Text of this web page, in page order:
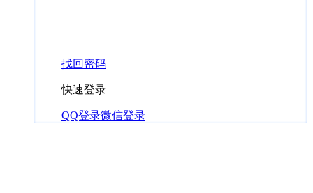
找回密码
快速登录
QQ登录微信登录